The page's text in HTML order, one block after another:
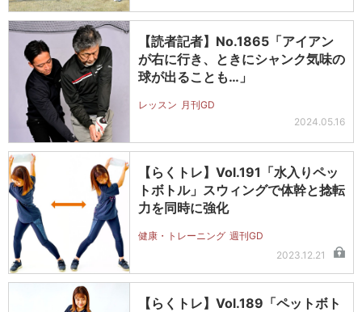
【読者記者】No.1865「アイアン
が右に行き、ときにシャンク気味の
球が出ることも…」
レッスン 月刊GD
2024.05.16
【らくトレ】Vol.191「水入りペッ
トボトル」スウィングで体幹と捻転
力を同時に強化
健康・トレーニング 週刊GD
2023.12.21
【らくトレ】Vol.189「ペットボト